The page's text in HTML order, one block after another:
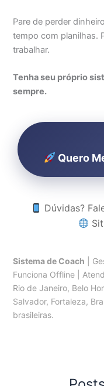
Pare de perder
tempo com planilhas.
trabalhar.
Tenha seu próprio
sempre.
Quero
Dúvidas?
Sistema de Coach |
Funciona Offline |
Rio de Janeiro, Belo
Salvador, Fortaleza,
brasileiras.